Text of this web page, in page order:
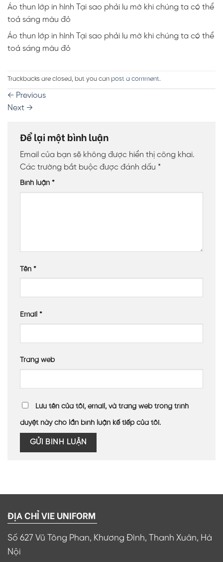
Áo thun lớp in hình Tại sao phải lu mờ khi chúng ta có thể
toả sáng màu đỏ
Áo thun lớp in hình Tại sao phải lu mờ khi chúng ta có thể
toả sáng màu đỏ
Trackbacks are closed, but you can post a comment.
← Previous
Next →
Để lại một bình luận
Email của bạn sẽ không được hiển thị công khai.
Các trường bắt buộc được đánh dấu *
Bình luận *
Tên *
Email *
Trang web
Lưu tên của tôi, email, và trang web trong trình
duyệt này cho lần bình luận kế tiếp của tôi.
ĐỊA CHỈ VIE UNIFORM
Số 627 Vũ Tông Phan, Khương Đình, Thanh Xuân, Hà
Nội